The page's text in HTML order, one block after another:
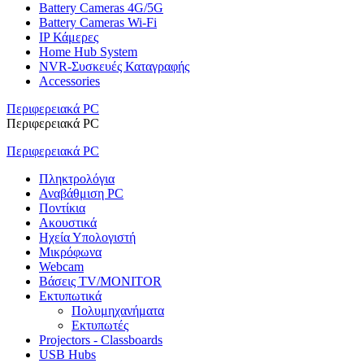
Battery Cameras 4G/5G
Battery Cameras Wi-Fi
IP Κάμερες
Home Hub System
NVR-Συσκευές Καταγραφής
Accessories
Περιφερειακά PC
Περιφερειακά PC
Περιφερειακά PC
Πληκτρολόγια
Αναβάθμιση PC
Ποντίκια
Ακουστικά
Ηχεία Υπολογιστή
Μικρόφωνα
Webcam
Βάσεις TV/MONITOR
Εκτυπωτικά
Πολυμηχανήματα
Εκτυπωτές
Projectors - Classboards
USB Hubs